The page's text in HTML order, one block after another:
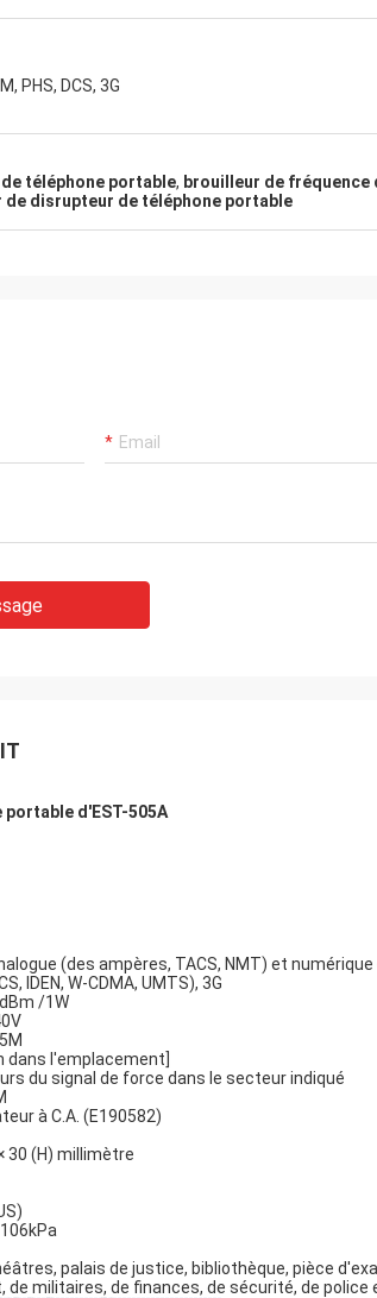
PHS, DCS, 3G
téléphone portable, brouilleur de
de disrupteur de téléphone portable
d'EST-505A
(des ampères, TACS, NMT) et numérique
IDEN, W-CDMA, UMTS), 3G
/1W
dans l'emplacement]
du signal de force dans le secteur indiqué
à C.A. (E190582)
30 (H) millimètre
palais de justice, bibliothèque, pièce
de militaires, de finances, de sécurité, de police